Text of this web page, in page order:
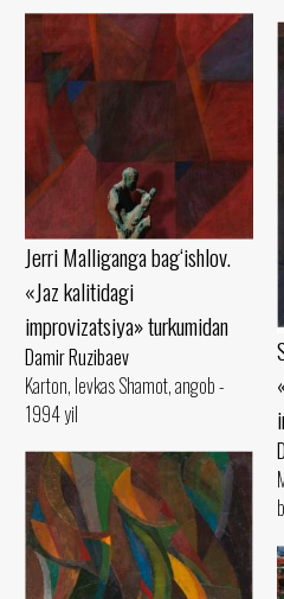
Jerri Malliganga bag‘ishlov.
«Jaz kalitidagi
improvizatsiya» turkumidan
Damir Ruzibaev
Karton, levkas Shamot, angob -
1994 yil